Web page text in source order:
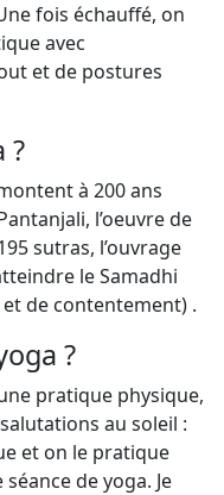
fois échauffé, on
avec
et de postures
?
à 200 ans
l’oeuvre de
sutras, l’ouvrage
le Samadhi
de contentement) .
?
pratique physique,
au soleil :
et on le pratique
de yoga. Je